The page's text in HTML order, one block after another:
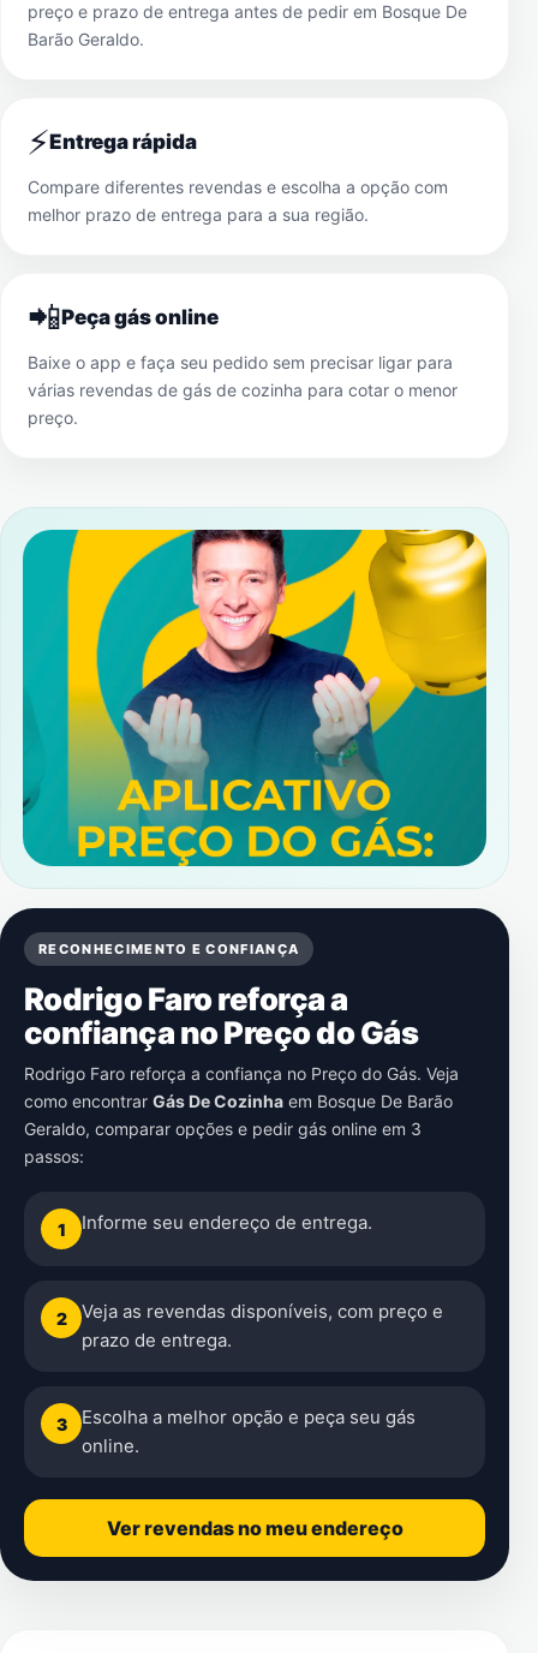
preço e prazo de entrega antes de pedir em Bosque De
Barão Geraldo.
⚡Entrega rápida
Compare diferentes revendas e escolha a opção com
melhor prazo de entrega para a sua região.
📲Peça gás online
Baixe o app e faça seu pedido sem precisar ligar para
várias revendas de gás de cozinha para cotar o menor
preço.
RECONHECIMENTO E CONFIANÇA
Rodrigo Faro reforça a
confiança no Preço do Gás
Rodrigo Faro reforça a confiança no Preço do Gás. Veja
como encontrar Gás De Cozinha em Bosque De Barão
Geraldo, comparar opções e pedir gás online em 3
passos:
1 Informe seu endereço de entrega.
2
Veja as revendas disponíveis, com preço e
prazo de entrega.
3
Escolha a melhor opção e peça seu gás
online.
Ver revendas no meu endereço